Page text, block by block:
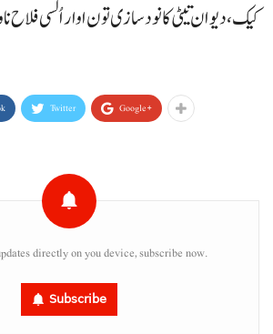
کیک، دیوان تیٹی کانود سازی تون اوار اُلسی
Twitter Google+
directly on you device, subscribe now.
Subscribe